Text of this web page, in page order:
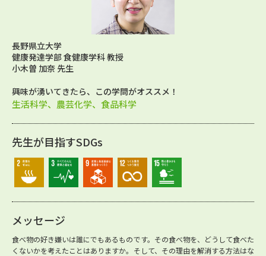
長野県立大学
健康発達学部 食健康学科 教授
小木曽 加奈 先生
興味が湧いてきたら、この学問がオススメ！
生活科学、農芸化学、食品科学
先生が目指すSDGs
メッセージ
食べ物の好き嫌いは誰にでもあるものです。その食べ物を、どうして食べた
くないかを考えたことはありますか。そして、その理由を解消する方法はな